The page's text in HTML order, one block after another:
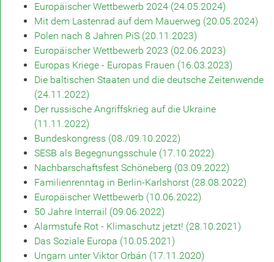
Europäischer Wettbewerb 2024 (24.05.2024)
Mit dem Lastenrad auf dem Mauerweg (20.05.2024)
Polen nach 8 Jahren PiS (20.11.2023)
Europäischer Wettbewerb 2023 (02.06.2023)
Europas Kriege - Europas Frauen (16.03.2023)
Die baltischen Staaten und die deutsche Zeitenwende
(24.11.2022)
Der russische Angriffskrieg auf die Ukraine
(11.11.2022)
Bundeskongress (08./09.10.2022)
SESB als Begegnungsschule (17.10.2022)
Nachbarschaftsfest Schöneberg (03.09.2022)
Familienrenntag in Berlin-Karlshorst (28.08.2022)
Europäischer Wettbewerb (10.06.2022)
50 Jahre Interrail (09.06.2022)
Alarmstufe Rot - Klimaschutz jetzt! (28.10.2021)
Das Soziale Europa (10.05.2021)
Ungarn unter Viktor Orbán (17.11.2020)